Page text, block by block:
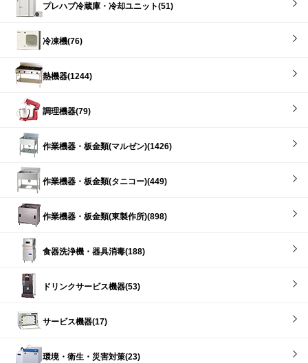
プレハブ冷蔵庫・冷却ユニット(51)
冷凍機(76)
熱機器(1244)
調理機器(79)
作業機器・板金類(マルゼン)(1426)
作業機器・板金類(タニコー)(449)
作業機器・板金類(東製作所)(898)
食器洗浄機・器具消毒(188)
ドリンクサービス機器(53)
サービス機器(17)
環境・衛生・災害対策(23)